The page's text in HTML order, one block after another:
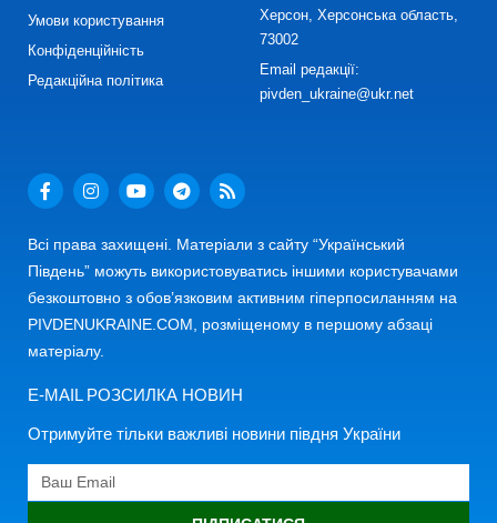
Умови користування
Конфіденційність
Редакційна політика
Херсон, Херсонська область,
73002
Email редакції:
pivden_ukraine@ukr.net
Всі права захищені. Матеріали з сайту “Український
Південь” можуть використовуватись іншими користувачами
безкоштовно з обов’язковим активним гіперпосиланням на
PIVDENUKRAINE.COM, розміщеному в першому абзаці
матеріалу.
E-MAIL РОЗСИЛКА НОВИН
Отримуйте тільки важливі новини півдня України